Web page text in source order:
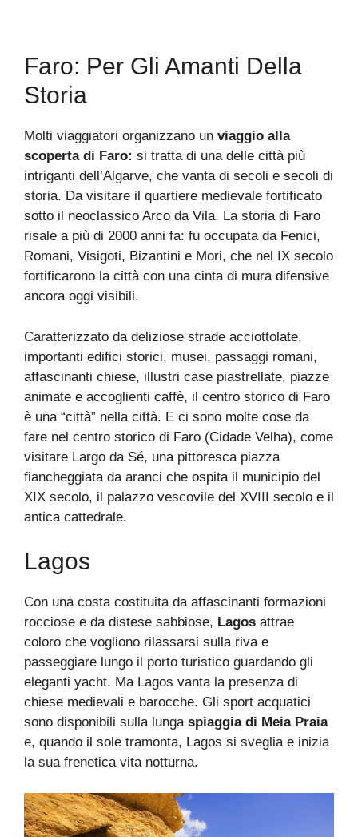
Faro: Per Gli Amanti Della
Storia
Molti viaggiatori organizzano un viaggio alla
scoperta di Faro: si tratta di una delle città più
intriganti dell’Algarve, che vanta di secoli e secoli di
storia. Da visitare il quartiere medievale fortificato
sotto il neoclassico Arco da Vila. La storia di Faro
risale a più di 2000 anni fa: fu occupata da Fenici,
Romani, Visigoti, Bizantini e Mori, che nel IX secolo
fortificarono la città con una cinta di mura difensive
ancora oggi visibili.
Caratterizzato da deliziose strade acciottolate,
importanti edifici storici, musei, passaggi romani,
affascinanti chiese, illustri case piastrellate, piazze
animate e accoglienti caffè, il centro storico di Faro
è una “città” nella città. E ci sono molte cose da
fare nel centro storico di Faro (Cidade Velha), come
visitare Largo da Sé, una pittoresca piazza
fiancheggiata da aranci che ospita il municipio del
XIX secolo, il palazzo vescovile del XVIII secolo e il
antica cattedrale.
Lagos
Con una costa costituita da affascinanti formazioni
rocciose e da distese sabbiose, Lagos attrae
coloro che vogliono rilassarsi sulla riva e
passeggiare lungo il porto turistico guardando gli
eleganti yacht. Ma Lagos vanta la presenza di
chiese medievali e barocche. Gli sport acquatici
sono disponibili sulla lunga spiaggia di Meia Praia
e, quando il sole tramonta, Lagos si sveglia e inizia
la sua frenetica vita notturna.